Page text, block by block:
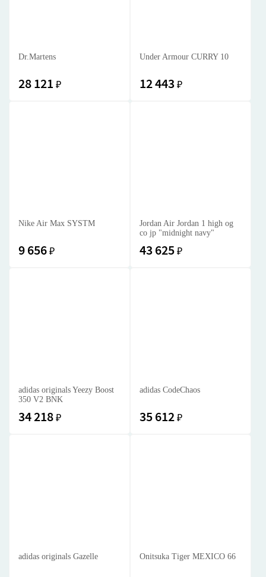
Dr.Martens
28 121 ₽
Under Armour CURRY 10
12 443 ₽
Nike Air Max SYSTM
9 656 ₽
Jordan Air Jordan 1 high og
co jp "midnight navy"
43 625 ₽
adidas originals Yeezy Boost
350 V2 BNK
34 218 ₽
adidas CodeChaos
35 612 ₽
adidas originals Gazelle Onitsuka Tiger MEXICO 66